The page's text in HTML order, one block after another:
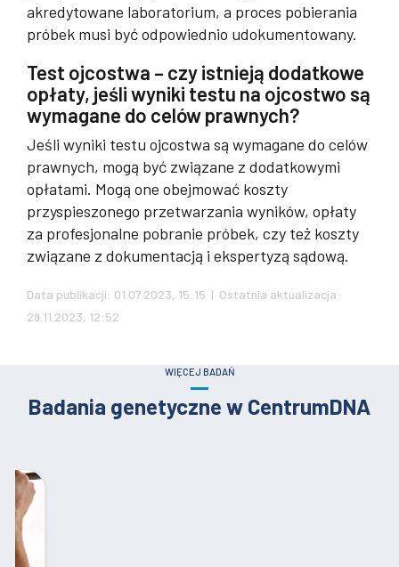
akredytowane laboratorium, a proces pobierania
próbek musi być odpowiednio udokumentowany.
Test ojcostwa – czy istnieją dodatkowe
opłaty, jeśli wyniki testu na ojcostwo są
wymagane do celów prawnych?
Jeśli wyniki testu ojcostwa są wymagane do celów
prawnych, mogą być związane z dodatkowymi
opłatami. Mogą one obejmować koszty
przyspieszonego przetwarzania wyników, opłaty
za profesjonalne pobranie próbek, czy też koszty
związane z dokumentacją i ekspertyzą sądową.
Data publikacji: 01.07.2023, 15:15 | Ostatnia aktualizacja:
29.11.2023, 12:52
WIĘCEJ BADAŃ
Badania genetyczne w CentrumDNA